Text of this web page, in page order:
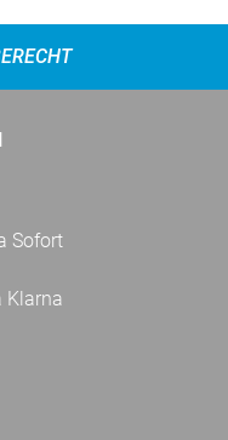
Sofort
Klarna